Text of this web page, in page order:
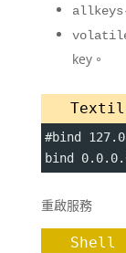
key。
#bind
bind
重啟服務
Shell